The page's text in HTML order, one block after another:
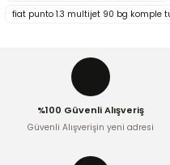
Ürün resmi kalitesiz,
Ürün bilgilerinde hatalar
Ürün fiyatı diğer sitelerden
Bu ürüne benzer farklı
fiat punto 1.3 multijet 90 bg komple
%100 Güvenli Alışveriş
Güvenli Alışverişin yeni adresi